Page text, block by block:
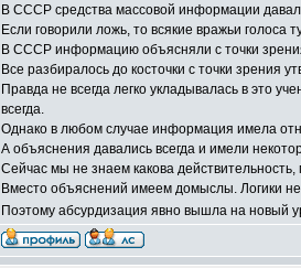
В СССР средства массовой информации
Если говорили ложь, то всякие вражьи голоса
В СССР информацию объясняли с точки
Все разбиралось до косточки с точки зрения
Правда не всегда легко укладывалась в это
всегда.
Однако в любом случае информация имела
А объяснения давались всегда и имели
Сейчас мы не знаем какова
Вместо объяснений имеем домыслы. Логики
Поэтому абсурдизация явно вышла на новый